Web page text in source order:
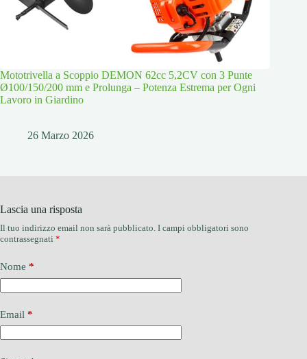
Mototrivella a Scoppio DEMON 62cc 5,2CV con 3 Punte
Ø100/150/200 mm e Prolunga – Potenza Estrema per Ogni
Lavoro in Giardino
26 Marzo 2026
Lascia una risposta
Il tuo indirizzo email non sarà pubblicato. I campi obbligatori sono
contrassegnati *
Nome *
Email *